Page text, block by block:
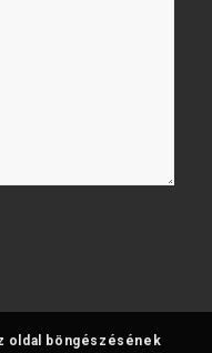
oldal böngészésének